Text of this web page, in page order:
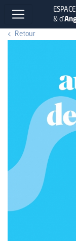
& d'
Retour